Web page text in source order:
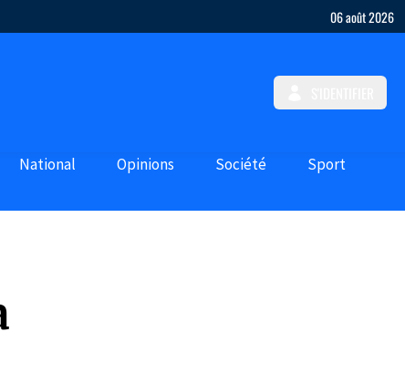
06 août 2026
National Opinions Société Sport